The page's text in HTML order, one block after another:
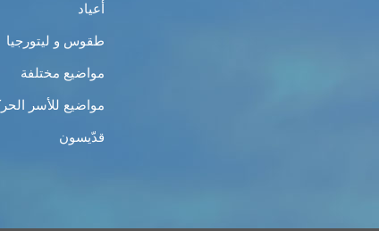
أعياد
طقوس و ليتورجيا
مواضيع مختلفة
مواضيع للأسر
قدّيسون